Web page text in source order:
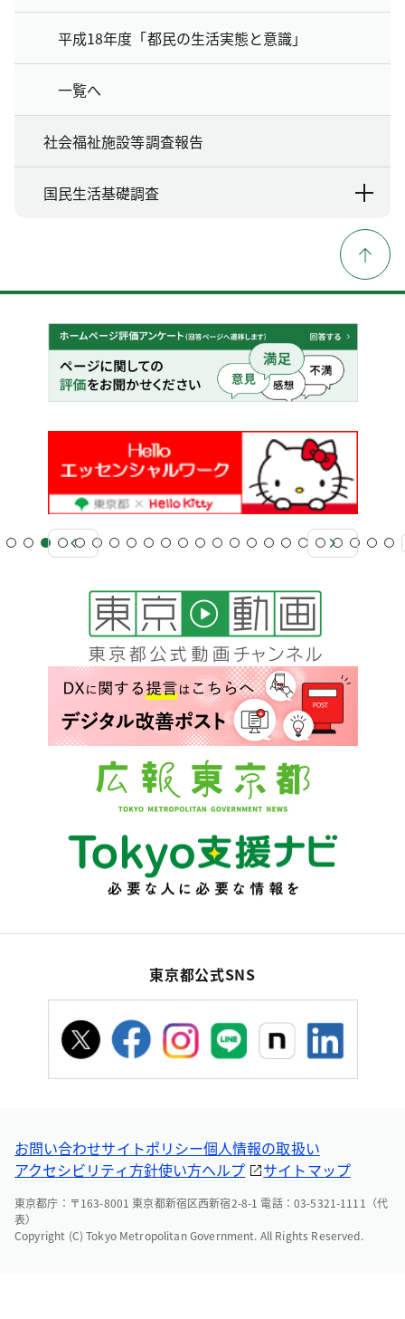
平成18年度「都民の生活実態と意識」
一覧へ
社会福祉施設等調査報告
国民生活基礎調査
東京都公式SNS
お問い合わせサイトポリシー個人情報の取扱い
アクセシビリティ方針使い方ヘルプ サイトマップ
東京都庁：〒163-8001 東京都新宿区西新宿2-8-1 電話：03-5321-1111（代
表）
Copyright (C) Tokyo Metropolitan Government. All Rights Reserved.